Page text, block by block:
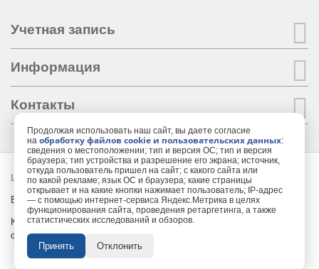
Учетная запись
Информация
Контакты
LIRAPACK ©2026 ВСЕ ПРАВА ЗАЩИЩЕНЫ.
Все торговые марки принадлежат их владельцам
Копирование составляющих частей сайта в какой бы то ни было
форме без разрешения владельца авторских прав запрещено
Продолжая использовать наш сайт, вы даете согласие
на обработку файлов cookie и пользовательских данных:
сведения о местоположении; тип и версия ОС; тип и версия
браузера; тип устройства и разрешение его экрана; источник,
откуда пользователь пришел на сайт; с какого сайта или
по какой рекламе; язык ОС и браузера; какие страницы
открывает и на какие кнопки нажимает пользователь; IP-адрес
— с помощью интернет-сервиса Яндекс.Метрика в целях
функционирования сайта, проведения ретаргетинга, а также
статистических исследований и обзоров.
Принять Отклонить